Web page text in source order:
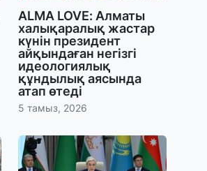
ALMA LOVE: Алматы
халықаралық жастар
күнін президент
айқындаған негізгі
идеологиялық
құндылық аясында
атап өтеді
5 тамыз, 2026